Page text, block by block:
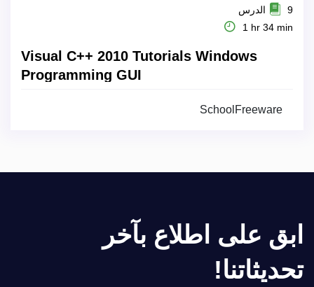
9 الدرس
1 hr 34 min
Visual C++ 2010 Tutorials Windows
Programming GUI
SchoolFreeware
ابق على اطلاع بآخر
تحديثاتنا!